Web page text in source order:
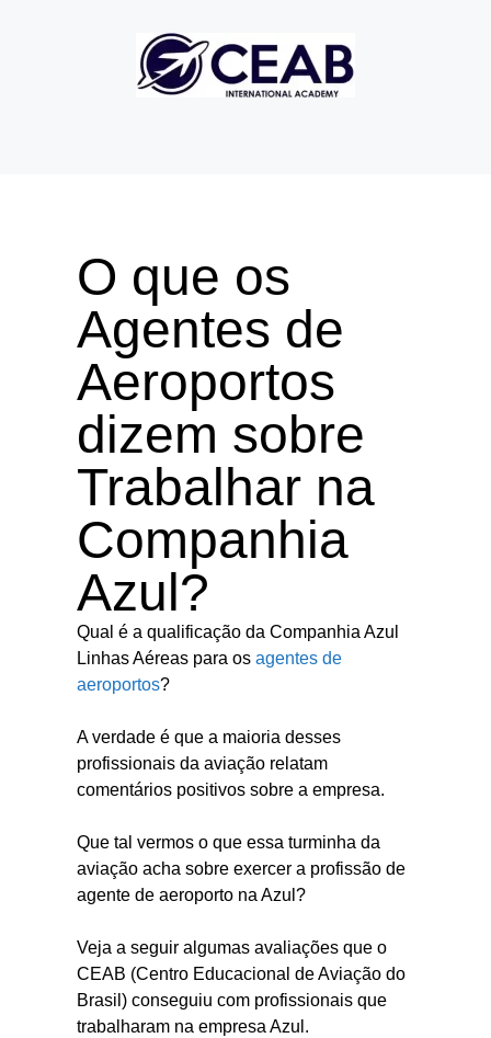
O que os
Agentes de
Aeroportos
dizem sobre
Trabalhar na
Companhia
Azul?
Qual é a qualificação da Companhia Azul
Linhas Aéreas para os agentes de
aeroportos?
A verdade é que a maioria desses
profissionais da aviação relatam
comentários positivos sobre a empresa.
Que tal vermos o que essa turminha da
aviação acha sobre exercer a profissão de
agente de aeroporto na Azul?
Veja a seguir algumas avaliações que o
CEAB (Centro Educacional de Aviação do
Brasil) conseguiu com profissionais que
trabalharam na empresa Azul.